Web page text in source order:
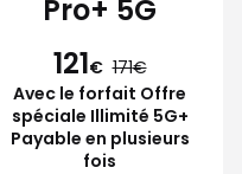
Pro+ 5G
121€ 171
Avec le forfait Offre
spéciale Illimité 5G+
Payable en plusieurs
fois